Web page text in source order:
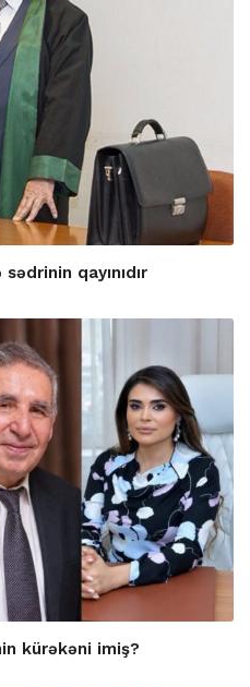
qayınıdır
kürəkəni imiş?